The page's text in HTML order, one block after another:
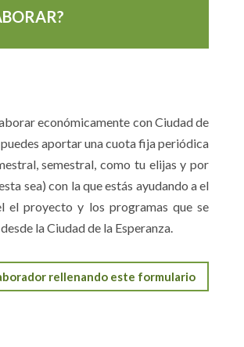
económicamente con Ciudad de
puedes aportar una cuota fijaperiódica
semestral, como tu elijas y por
sea) con la que estás ayudando a el
el proyecto y los programas que se
la Ciudad de la Esperanza.
rellenando este formulario